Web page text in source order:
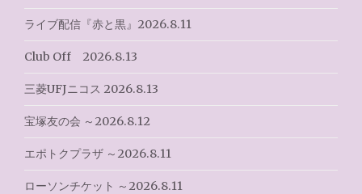
ライブ配信『赤と黒』2026.8.11
Club Off 2026.8.13
三菱UFJニコス 2026.8.13
宝塚友の会 ～2026.8.12
エポトクプラザ ～2026.8.11
ローソンチケット ～2026.8.11